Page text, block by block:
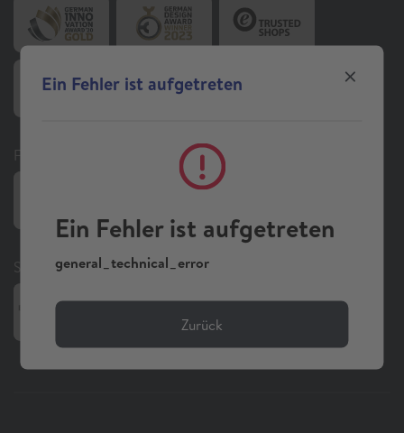
Folgen Sie uns auf Social Media
Sonstiges
Ein Fehler ist aufgetreten
Ein Fehler ist aufgetreten
general_technical_error
Zurück